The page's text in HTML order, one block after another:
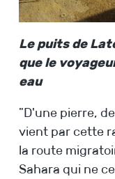
Le puits de
que le
eau
"D'une pierre,
vient par cette
la route
Sahara qui ne